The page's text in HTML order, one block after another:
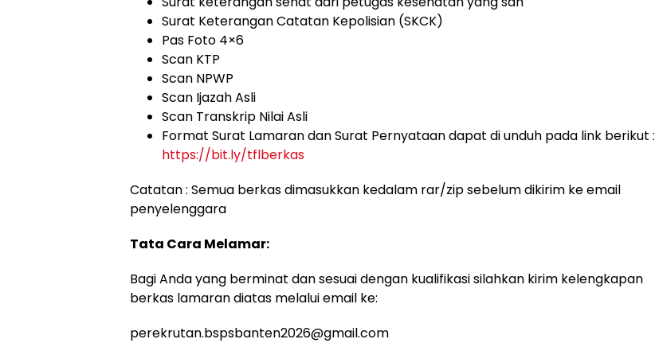
Surat Keterangan Catatan Kepolisian (SKCK)
Pas Foto 4×6
Scan KTP
Scan NPWP
Scan Ijazah Asli
Scan Transkrip Nilai Asli
Format Surat Lamaran dan Surat Pernyataan dapat di unduh pada link berikut :
https://bit.ly/tflberkas
Catatan : Semua berkas dimasukkan kedalam rar/zip sebelum dikirim ke email
penyelenggara
Tata Cara Melamar:
Bagi Anda yang berminat dan sesuai dengan kualifikasi silahkan kirim kelengkapan
berkas lamaran diatas melalui email ke:
perekrutan.bspsbanten2026@gmail.com